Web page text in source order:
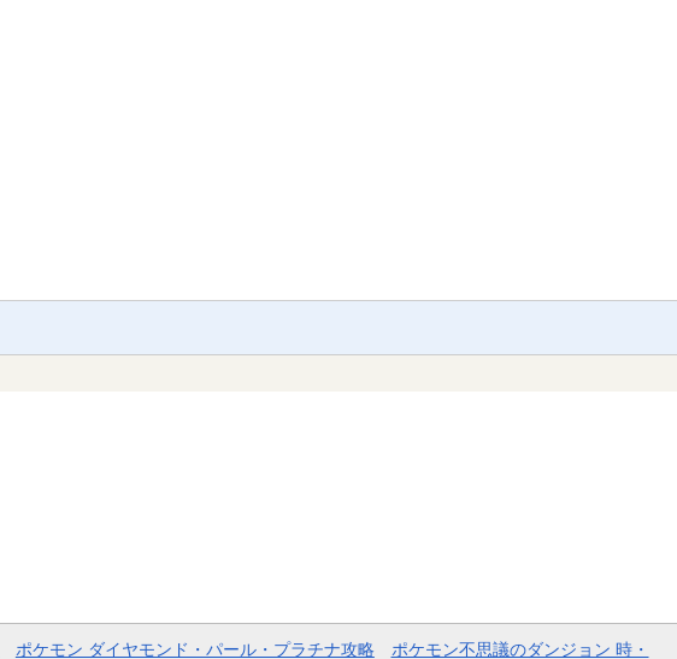
ポケモン ダイヤモンド・パール・プラチナ攻略 ポケモン不思議のダンジョン 時・